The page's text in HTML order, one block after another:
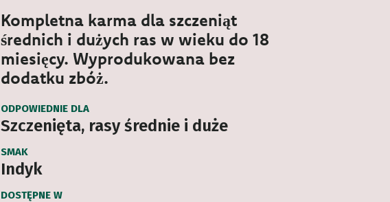
Kompletna karma dla szczeniąt
średnich i dużych ras w wieku do 18
miesięcy. Wyprodukowana bez
dodatku zbóż.
ODPOWIEDNIE DLA
Szczenięta, rasy średnie i duże
SMAK
Indyk
DOSTĘPNE W